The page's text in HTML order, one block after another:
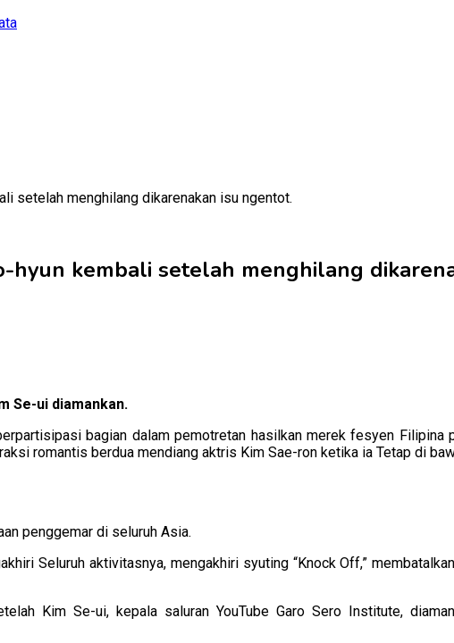
hyun kembali setelah menghilang
Se-ui diamankan.
bagian dalam pemotretan hasilkan merek fesyen
romantis berdua mendiang aktris Kim Sae-ron ketika ia Tetap di
penggemar di seluruh Asia.
Seluruh aktivitasnya, mengakhiri syuting “Knock Off,”
Kim Se-ui, kepala saluran YouTube Garo Sero Institute,